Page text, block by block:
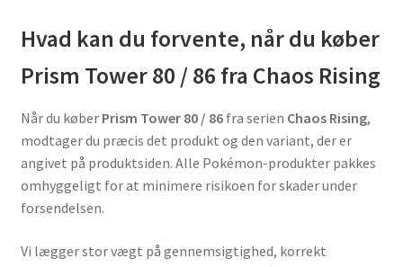
Hvad kan du forvente, når du køber
Prism Tower 80 / 86 fra Chaos Rising
Når du køberPrism Tower 80 / 86fra serien Chaos Rising,
modtager du præcis det produkt og den variant, der er
angivet på produktsiden. Alle Pokémon-produkter pakkes
omhyggeligt for at minimere risikoen for skader under
forsendelsen.
Vi lægger stor vægt på gennemsigtighed, korrekt